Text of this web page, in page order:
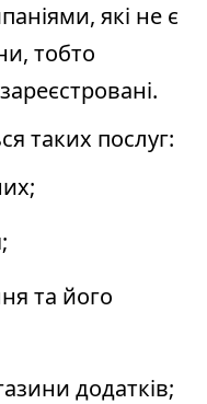
які не є
тобто
таких послуг:
та його
додатків;